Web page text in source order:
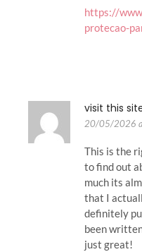
https://
protecao-
visit this
20/05/2026
This is the
to find out
much its
that I
definitely
been
just great!